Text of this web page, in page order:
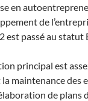
en
de
est passé au statut
principal est
maintenance des
de plans